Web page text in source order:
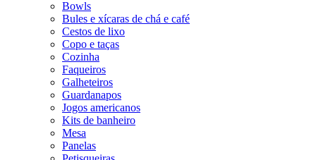
Bowls
Bules e xícaras de chá e café
Cestos de lixo
Copo e taças
Cozinha
Faqueiros
Galheteiros
Guardanapos
Jogos americanos
Kits de banheiro
Mesa
Panelas